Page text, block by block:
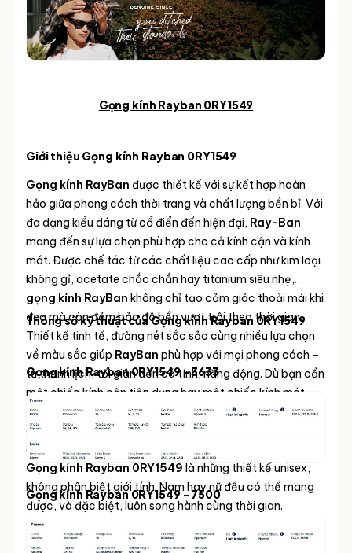
Gọng kính Rayban 0RY1549
Giới thiệu Gọng kính Rayban 0RY1549
Gọng kính RayBan được thiết kế với sự kết hợp hoàn
hảo giữa phong cách thời trang và chất lượng bền bỉ. Với
đa dạng kiểu dáng từ cổ điển đến hiện đại, Ray-Ban
mang đến sự lựa chọn phù hợp cho cả kính cận và kính
mát. Được chế tác từ các chất liệu cao cấp như kim loại
không gỉ, acetate chắc chắn hay titanium siêu nhẹ,
gọng kính RayBan không chỉ tạo cảm giác thoải mái khi
đeo mà còn đảm bảo độ bền vượt trội theo thời gian.
Thiết kế tinh tế, đường nét sắc sảo cùng nhiều lựa chọn
về màu sắc giúp RayBan phù hợp với mọi phong cách –
từ thanh lịch, tối giản đến cá tính, năng động. Dù bạn cần
một chiếc kính cận tiện dụng hay một chiếc kính mát
thời trang bảo vệ mắt,
gọng kínhRayBan luôn mang
đến sự kết hợp hoàn hảo giữa công năng và phong cách,
giúp bạn thể hiện dấu ấn riêng biệt trong mọi hoàn cảnh.
Gọng kính Rayban 0RY1549 là những thiết kế unisex,
không phân biệt giới tính. Nam hay nữ đều có thể mang
được, và đặc biệt, luôn song hành cùng thời gian.
Thông số kỹ thuật của Gọng kính Rayban 0RY1549
Gọng kính Rayban 0RY1549 - 3633
Gọng kính Rayban 0RY1549 - 7500